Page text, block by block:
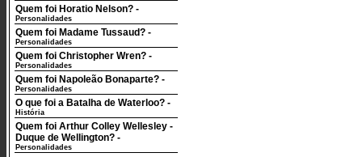
Quem foi Horatio Nelson? -
Personalidades
Quem foi Madame Tussaud? -
Personalidades
Quem foi Christopher Wren? -
Personalidades
Quem foi Napoleão Bonaparte? -
Personalidades
O que foi a Batalha de Waterloo? -
História
Quem foi Arthur Colley Wellesley -
Duque de Wellington? -
Personalidades